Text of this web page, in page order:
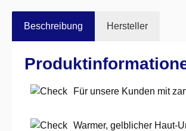
Beschreibung Hersteller
Für unsere Kunden mit
Warmer, gelblicher Haut-